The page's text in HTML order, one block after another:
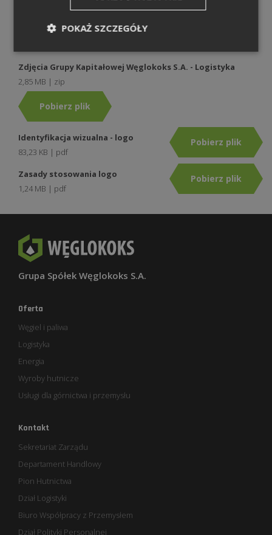
Pobierz plik
Zdjęcia Grupy Kapitałowej Węglokoks S.A. - Logistyka
2,85 MB | zip
Pobierz plik
Identyfikacja wizualna - logo
83,23 KB | pdf
Pobierz plik
Zasady stosowania logo
1,24 MB | pdf
Pobierz plik
Grupa Spółek Węglokoks S.A.
Oferta
Węgiel i paliwa
Logistyka
Energia
Wyroby hutnicze
Usługi dla górnictwa i przemysłu
Kontakt
Sekretariat Zarządu
Departament Handlowy
Pion Hutnictwa
Dział Logistyki
Biuro Współpracy z Przemysłem
Dział Polityki Personalnej
POKAŻ SZCZEGÓŁY